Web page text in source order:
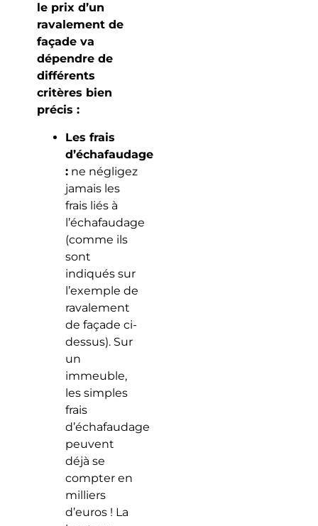
le prix d’un
ravalement de
façade va
dépendre de
différents
critères bien
précis :
Les frais
d’échafaudage
:ne négligez
jamais les
frais liés à
l’échafaudage
(comme ils
sont
indiqués sur
l’exemple de
ravalement
de façade ci-
dessus). Sur
un
immeuble,
les simples
frais
d’échafaudage
peuvent
déjà se
compter en
milliers
d’euros ! La